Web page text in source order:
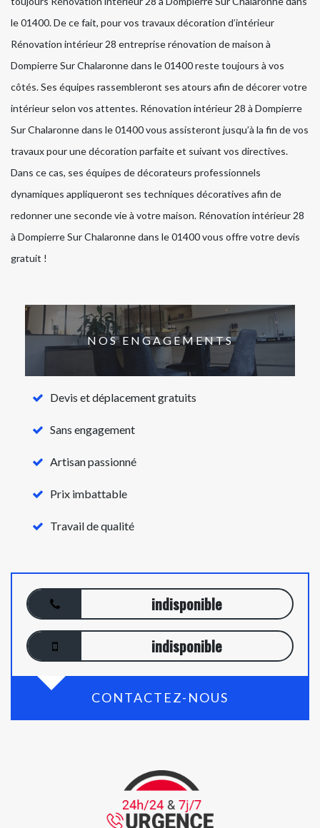
le 01400. De ce fait, pour vos travaux décoration d’intérieur
Rénovation intérieur 28 entreprise rénovation de maison à
Dompierre Sur Chalaronne dans le 01400 reste toujours à vos
côtés. Ses équipes rassembleront ses atours afin de décorer votre
intérieur selon vos attentes. Rénovation intérieur 28 à Dompierre
Sur Chalaronne dans le 01400 vous assisteront jusqu’à la fin de vos
travaux pour une décoration parfaite et suivant vos directives.
Dans ce cas, ses équipes de décorateurs professionnels
dynamiques appliqueront ses techniques décoratives afin de
redonner une seconde vie à votre maison. Rénovation intérieur 28
à Dompierre Sur Chalaronne dans le 01400 vous offre votre devis
gratuit !
NOS ENGAGEMENTS
Devis et déplacement gratuits
Sans engagement
Artisan passionné
Prix imbattable
Travail de qualité
indisponible
indisponible
CONTACTEZ-NOUS